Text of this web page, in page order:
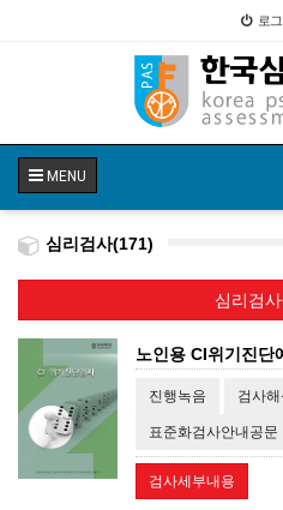
로
MENU
심리검사(171)
심리검
노인용 CI위기진단
진행녹음 검사
표준화검사안내공문
검사세부내용